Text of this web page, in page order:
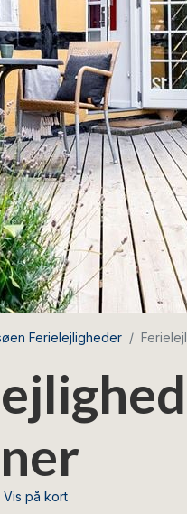
Ferielejligheder
Vis på kort